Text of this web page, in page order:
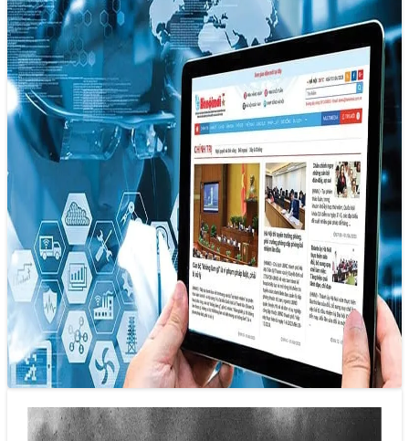
AI không phải là một mối đe dọa
22/05/2025 14:28
Thay vì nhìn AI như một mối đe dọa đối với việc làm hay
một yếu tố làm xa cách con người, chúng…